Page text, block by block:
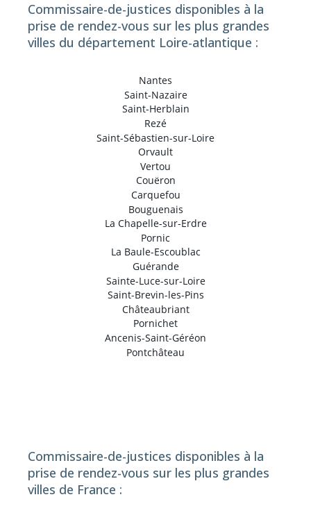
Commissaire-de-justices disponibles à la
prise de rendez-vous sur les plus grandes
villes du département Loire-atlantique :
Nantes
Saint-Nazaire
Saint-Herblain
Rezé
Saint-Sébastien-sur-Loire
Orvault
Vertou
Couëron
Carquefou
Bouguenais
La Chapelle-sur-Erdre
Pornic
La Baule-Escoublac
Guérande
Sainte-Luce-sur-Loire
Saint-Brevin-les-Pins
Châteaubriant
Pornichet
Ancenis-Saint-Géréon
Pontchâteau
Commissaire-de-justices disponibles à la
prise de rendez-vous sur les plus grandes
villes de France :